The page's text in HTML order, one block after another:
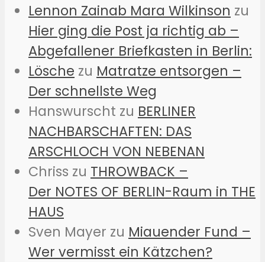
Lennon Zainab Mara Wilkinson zu
Hier ging die Post ja richtig ab –
Abgefallener Briefkasten in Berlin:
Lösche zu Matratze entsorgen –
Der schnellste Weg
Hanswurscht zu BERLINER
NACHBARSCHAFTEN: DAS
ARSCHLOCH VON NEBENAN
Chriss zu THROWBACK –
Der NOTES OF BERLIN-Raum in THE
HAUS
Sven Mayer zu Miauender Fund –
Wer vermisst ein Kätzchen?